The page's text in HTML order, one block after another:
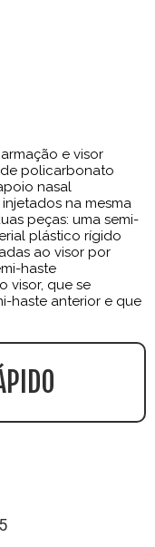
e visor
policarbonato
nasal
na mesma
peças: uma semi-
plástico rígido
ao visor por
haste
visor, que se
haste anterior e que